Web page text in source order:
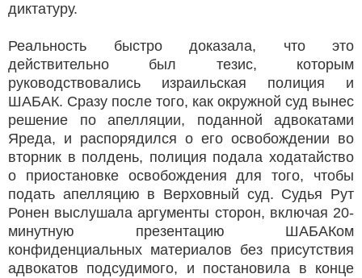
диктатуру.
Реальность быстро доказала, что это
действительно был тезис, которым
руководствовались израильская полиция и
ШАБАК. Сразу после того, как окружной суд вынес
решение по апелляции, поданной адвокатами
Яреда, и распорядился о его освобождении во
вторник в полдень, полиция подала ходатайство
о приостановке освобождения для того, чтобы
подать апелляцию в Верховный суд. Судья Рут
Ронен выслушала аргументы сторон, включая 20-
минутную презентацию ШАБАКом
конфиденциальных материалов без присутствия
адвокатов подсудимого, и постановила в конце